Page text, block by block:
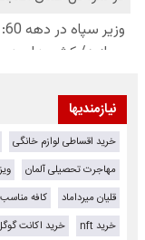
نیازمندیها
خرید اقساطی لوازم خانگی
مهاجرت تحصیلی آلمان
قلیان میرداماد
کافه
خرید nft
خرید اکانت